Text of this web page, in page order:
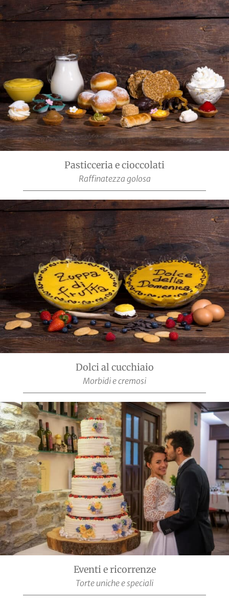
Pasticceria e cioccolati
Raffinatezza golosa
Dolci al cucchiaio
Morbidi e cremosi
Eventi e ricorrenze
Torte uniche e speciali